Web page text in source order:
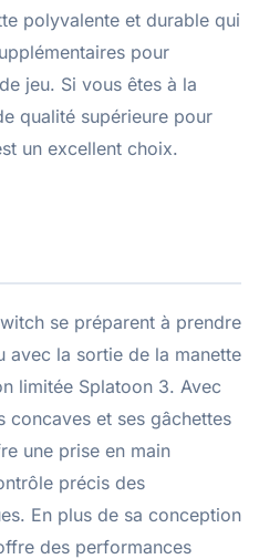
polyvalente et durable qui
pour
jeu. Si vous êtes à la
qualité supérieure pour
un excellent choix.
se préparent à prendre
avec la sortie de la manette
limitée Splatoon 3. Avec
concaves et ses gâchettes
une prise en main
précis des
En plus de sa conception
des performances